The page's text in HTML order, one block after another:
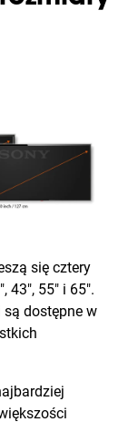
się cztery
43", 55" i 65".
dostępne w